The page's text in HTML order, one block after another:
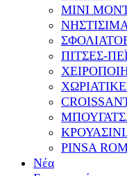
ΜΙΝΙ
ΝΗΣΤΙΣΙΜΑ
ΠΙΤΣΕΣ-
PINSA
Νέα